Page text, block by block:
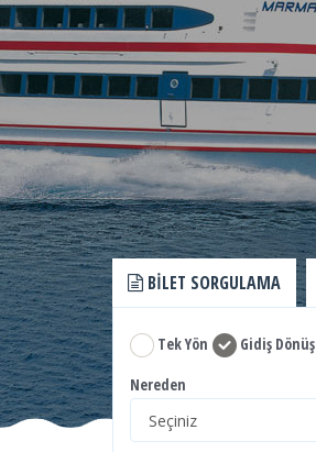
BILET SORGULAMA
Tek Yön
Gidiş Dönüş
Nereden